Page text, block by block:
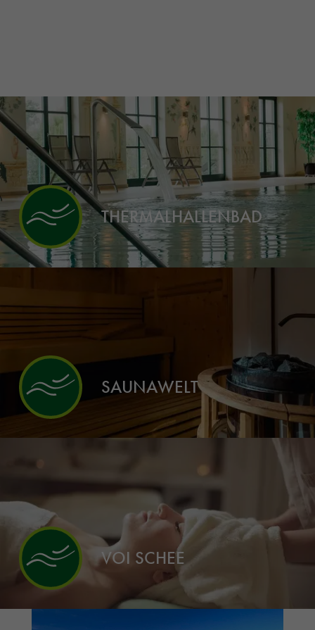
THERMALHALLENBAD
SAUNAWELT
VOI SCHEE